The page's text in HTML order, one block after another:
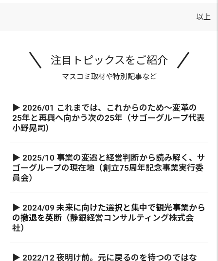
以上
注目トピックスをご紹介
マスコミ取材や特別記事など
▶ 2026/01 これまでは、これからのため～変革の
25年と再興へ向かう次の25年（サゴーグループ代表
小野晃司）
▶ 2025/10 事業の変遷と経営判断から読み解く、サ
ゴーグループの現在地（創立75周年記念事業実行委
員会）
▶ 2024/09 未来に向けた選択と集中で観光事業から
の撤退を英断 （静銀経営コンサルティング株式会
社）
▶ 2022/12 夜明け前。元に戻るのを待つのではな